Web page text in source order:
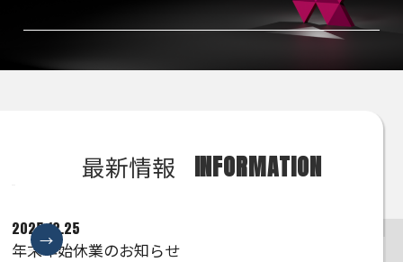
最新情報 INFORMATION
2025.12.25
年末年始休業のお知らせ